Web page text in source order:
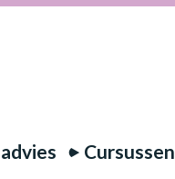
Cursussen